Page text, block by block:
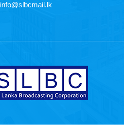
info@slbcmail.lk